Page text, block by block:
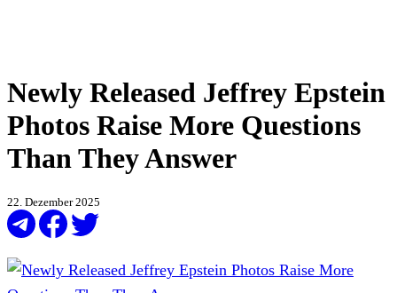
Newly Released Jeffrey Epstein
Photos Raise More Questions
Than They Answer
22. Dezember 2025